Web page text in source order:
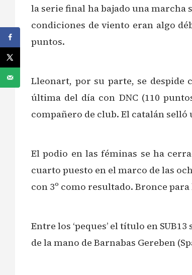
la serie final ha bajado una marcha
condiciones de viento eran algo
puntos.
Lleonart, por su parte, se despide
última del día con DNC (110
compañero de club. El catalán
El podio en las féminas se ha
cuarto puesto en el marco de las
con 3º como resultado. Bronce
Entre los ‘peques’ el título en
de la mano de Barnabas Gereben